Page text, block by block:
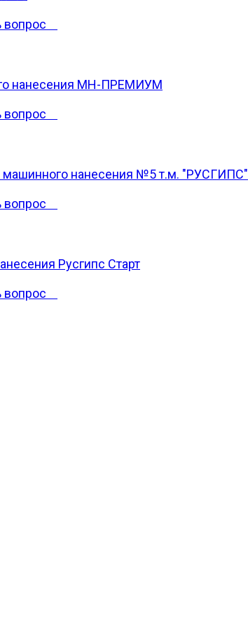
вопрос
нанесения MH-ПРЕМИУМ
вопрос
машинного нанесения №5 т.м. "РУСГИПС"
вопрос
Русгипс Старт
вопрос